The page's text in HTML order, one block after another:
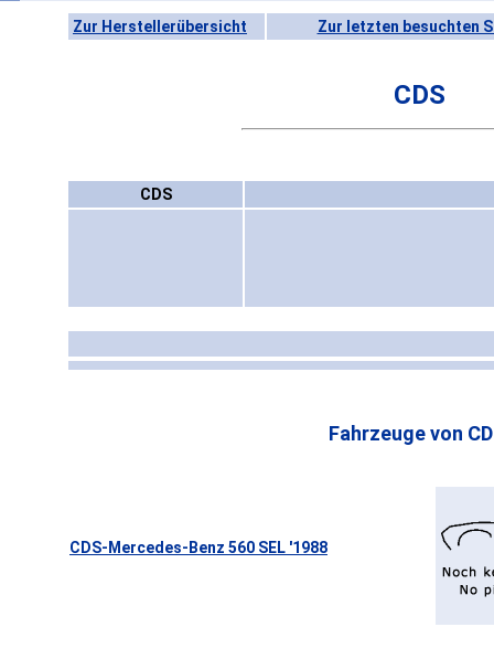
Zur Herstellerübersicht Zur letzten besuchten
CDS
CDS
Fahrzeuge von
CDS-Mercedes-Benz 560 SEL '1988